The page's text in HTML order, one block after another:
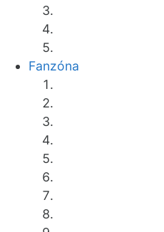
Fanzóna